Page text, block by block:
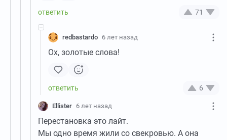
71
redbastardo 6 лет назад
Ох, золотые слова!
6
Ellister 6 лет назад
Перестановка это лайт.
Мы одно время жили со свекровью. А она